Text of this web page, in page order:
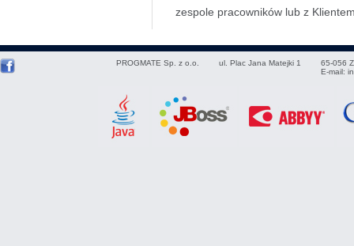
zespole pracowników lub z
PROGMATE Sp. z o.o. ul. Plac Jana Matejki 1 65-056
E-mail: